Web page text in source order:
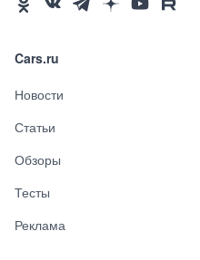
Cars.ru
Новости
Статьи
Обзоры
Тесты
Реклама